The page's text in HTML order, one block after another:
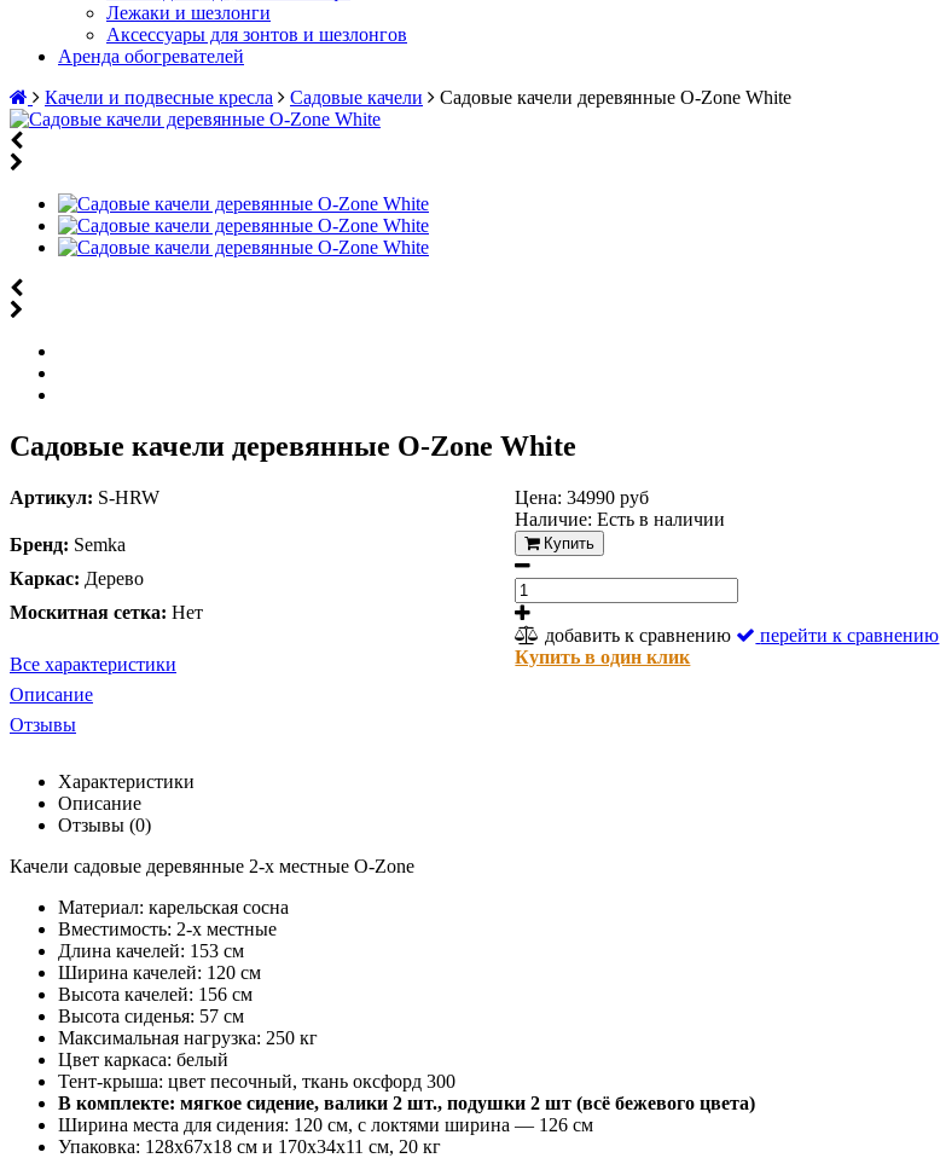
Лежаки и шезлонги
Аксессуары для зонтов и шезлонгов
Аренда обогревателей
Качели и подвесные кресла
Садовые качели Садовые качели деревянные O-Zone White
Садовые качели деревянные O-Zone White
Артикул: S-HRW
Бренд: Semka
Каркас: Дерево
Москитная сетка: Нет
Все характеристики
Описание
Отзывы
Цена: 34990 руб
Наличие:Есть в наличии
Купить
добавить к сравнению
перейти к сравнению
Купить в один клик
Характеристики
Описание
Отзывы (0)
Качели садовые деревянные 2-х местные O-Zone
Материал: карельская сосна
Вместимость: 2-х местные
Длина качелей: 153 cм
Ширина качелей: 120 cм
Высота качелей: 156 cм
Высота сиденья: 57 cм
Максимальная нагрузка: 250 кг
Цвет каркаса: белый
Тент-крыша: цвет песочный, ткань оксфорд 300
В комплекте: мягкое сидение, валики 2 шт., подушки 2 шт (всё бежевого цвета)
Ширина места для сидения: 120 cм, с локтями ширина — 126 cм
Упаковка: 128х67х18 см и 170х34х11 см, 20 кг